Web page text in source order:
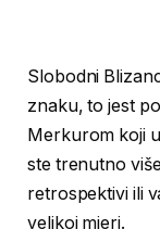
Slobodni
znaku, to jest
Merkurom koji
ste trenutno
retrospektivi ili
velikoj mjeri.